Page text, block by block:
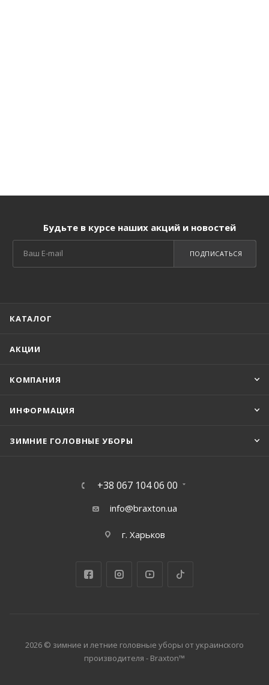
Будьте в курсе наших акций и новостей
ПОДПИСАТЬСЯ
КАТАЛОГ
АКЦИИ
КОМПАНИЯ
ИНФОРМАЦИЯ
ЗИМНИЕ ГОЛОВНЫЕ УБОРЫ
+38 067 104 06 00
info@braxton.ua
г. Харьков
2026 © зимние и летние головные уборы от украинского
производителя - Braxton™